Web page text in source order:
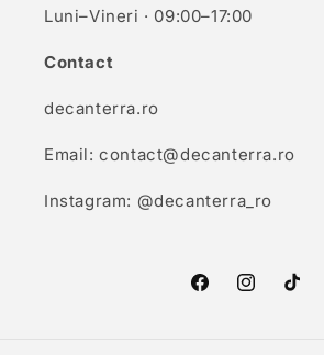
Luni–Vineri · 09:00–17:00
Contact
decanterra.ro
Email: contact@decanterra.ro
Instagram: @decanterra_ro
FacebookInstagramTikTok